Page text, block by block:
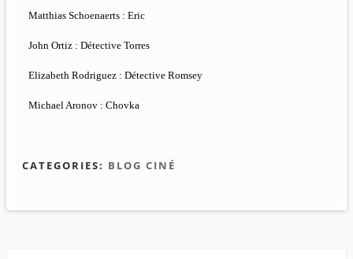
Matthias Schoenaerts : Eric
John Ortiz : Détective Torres
Elizabeth Rodriguez : Détective Romsey
Michael Aronov : Chovka
CATEGORIES: BLOG CINÉ